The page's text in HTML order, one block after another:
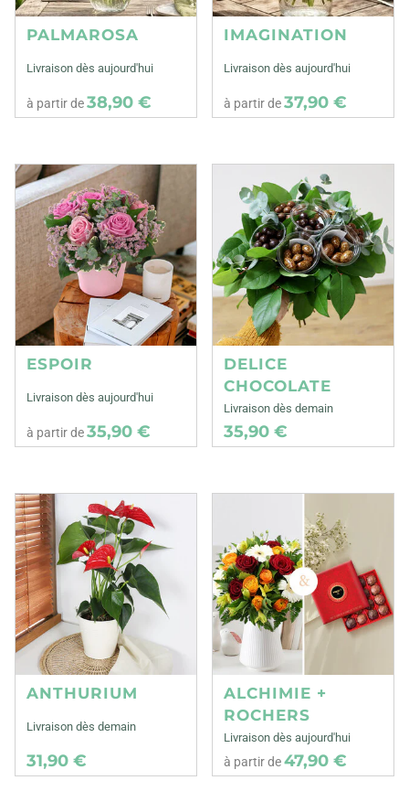
PALMAROSA
Livraison dès aujourd'hui
à partir de38,90 €
IMAGINATION
Livraison dès aujourd'hui
à partir de37,90 €
ESPOIR
Livraison dès aujourd'hui
à partir de35,90 €
DELICE
CHOCOLATE
Livraison dès demain
35,90 €
ANTHURIUM
Livraison dès demain
31,90 €
ALCHIMIE +
ROCHERS
Livraison dès aujourd'hui
à partir de47,90 €